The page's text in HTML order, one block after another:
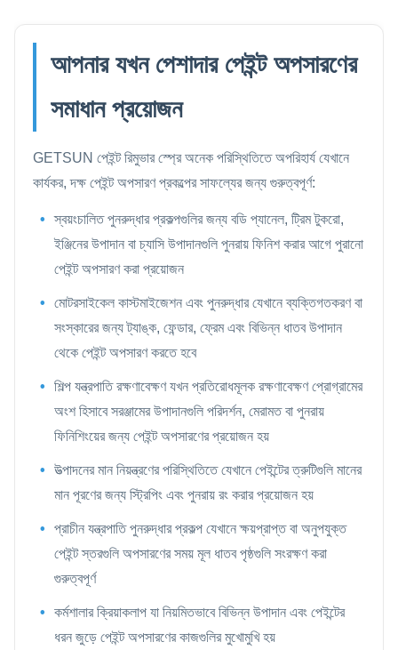
আপনার যখন পেশাদার পেইন্ট অপসারণের
সমাধান প্রয়োজন
GETSUN পেইন্ট রিমুভার স্প্রে অনেক পরিস্থিতিতে অপরিহার্য যেখানে
কার্যকর, দক্ষ পেইন্ট অপসারণ প্রকল্পের সাফল্যের জন্য গুরুত্বপূর্ণ:
স্বয়ংচালিত পুনরুদ্ধার প্রকল্পগুলির জন্য বডি প্যানেল, ট্রিম টুকরো,
ইঞ্জিনের উপাদান বা চ্যাসি উপাদানগুলি পুনরায় ফিনিশ করার আগে পুরানো
পেইন্ট অপসারণ করা প্রয়োজন
মোটরসাইকেল কাস্টমাইজেশন এবং পুনরুদ্ধার যেখানে ব্যক্তিগতকরণ বা
সংস্কারের জন্য ট্যাঙ্ক, ফেন্ডার, ফ্রেম এবং বিভিন্ন ধাতব উপাদান
থেকে পেইন্ট অপসারণ করতে হবে
শিল্প যন্ত্রপাতি রক্ষণাবেক্ষণ যখন প্রতিরোধমূলক রক্ষণাবেক্ষণ প্রোগ্রামের
অংশ হিসাবে সরঞ্জামের উপাদানগুলি পরিদর্শন, মেরামত বা পুনরায়
ফিনিশিংয়ের জন্য পেইন্ট অপসারণের প্রয়োজন হয়
উত্পাদনের মান নিয়ন্ত্রণের পরিস্থিতিতে যেখানে পেইন্টের ত্রুটিগুলি মানের
মান পূরণের জন্য স্ট্রিপিং এবং পুনরায় রং করার প্রয়োজন হয়
প্রাচীন যন্ত্রপাতি পুনরুদ্ধার প্রকল্প যেখানে ক্ষয়প্রাপ্ত বা অনুপযুক্ত
পেইন্ট স্তরগুলি অপসারণের সময় মূল ধাতব পৃষ্ঠগুলি সংরক্ষণ করা
গুরুত্বপূর্ণ
কর্মশালার ক্রিয়াকলাপ যা নিয়মিতভাবে বিভিন্ন উপাদান এবং পেইন্টের
ধরন জুড়ে পেইন্ট অপসারণের কাজগুলির মুখোমুখি হয়